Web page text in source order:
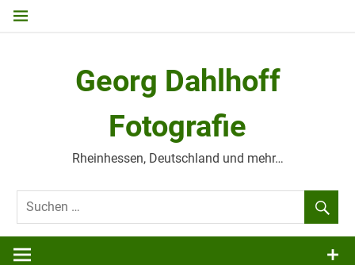
Zum
Georg Dahlhoff
Fotografie
Rheinhessen, Deutschland und mehr…